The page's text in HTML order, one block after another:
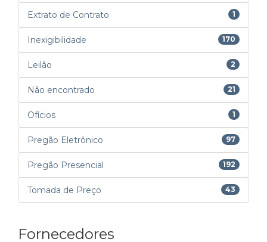
Extrato de Contrato 1
Inexigibilidade 170
Leilão 2
Não encontrado 21
Ofícios 1
Pregão Eletrônico 97
Pregão Presencial 192
Tomada de Preço 43
Fornecedores